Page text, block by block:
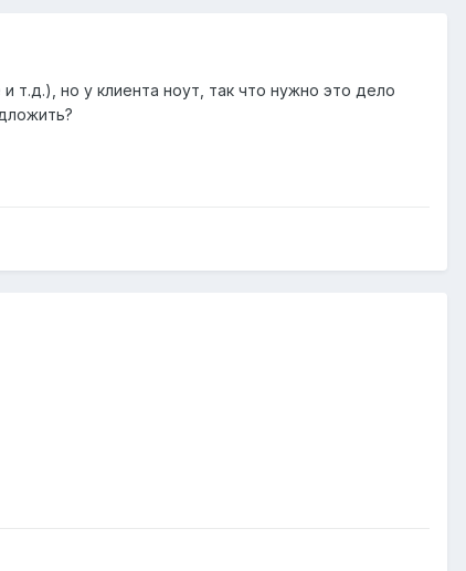
но у клиента ноут, так что нужно это дело